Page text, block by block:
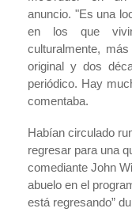
anuncio. "Es una
en los que
culturalmente,
original y dos
periódico. Hay
comentaba.
Habían circulado
regresar para una
comediante John
abuelo en el
está regresando”